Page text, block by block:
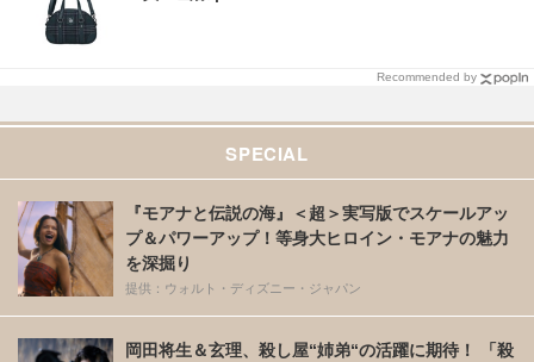
Recommended by
SPECIAL
『モアナと伝説の海』＜超＞実写版でスケールアッ
プ＆パワーアップ！等身大ヒロイン・モアナの魅力
を深掘り
提供：ウォルト・ディズニー・ジャパン
岡田将生＆玄理、殺し屋“姉弟“の活躍に期待！ 「殺